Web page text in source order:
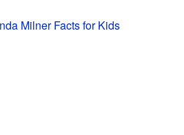
Milner Facts for Kids